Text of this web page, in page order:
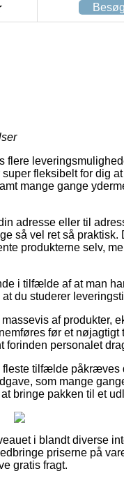
flere
fleksibelt for dig
mange gange
adresse eller til
så vel ret så praktisk.
produkterne selv,
i tilfælde af at man
du studerer
af produkter,
før et
forinden personalet
tilfælde påkræves
som mange
bringe pakken til et
i blandt diverse
priserne på
gratis fragt.